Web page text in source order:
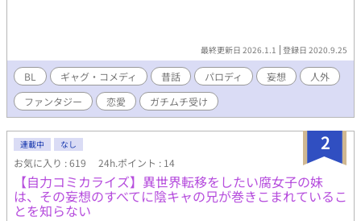
最終更新日 2026.1.1 登録日 2020.9.25
BL ギャグ・コメディ 昔話 パロディ 妄想
人外
ファンタジー
恋愛 ガチムチ受け
2
連載中 なし
お気に入り : 619 24h.ポイント : 14
【自力コミカライズ】異世界転移をしたい腐女子の妹
は、その妄想のすべてに陰キャの兄が巻きこまれているこ
とを知らない